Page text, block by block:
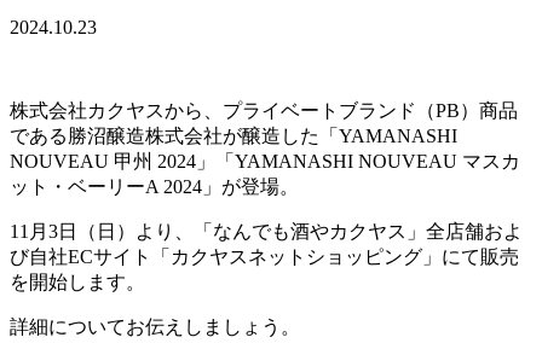
2024.10.23
株式会社カクヤスから、プライベートブランド（PB）商品
である勝沼醸造株式会社が醸造した「YAMANASHI
NOUVEAU 甲州 2024」「YAMANASHI NOUVEAU マスカ
ット・ベーリーA 2024」が登場。
11月3日（日）より、「なんでも酒やカクヤス」全店舗およ
び自社ECサイト「カクヤスネットショッピング」にて販売
を開始します。
詳細についてお伝えしましょう。